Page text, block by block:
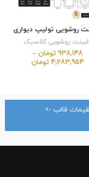
روشویی تولیپ دیواری
روشویی کلاسیک
938,148 تومان –
4,283,954 تومان
قالب ->